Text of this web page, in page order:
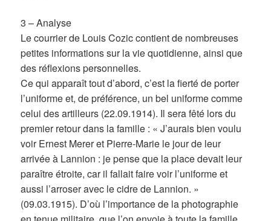
3 – Analyse
Le courrier de Louis Cozic contient de nombreuses
petites informations sur la vie quotidienne, ainsi que
des réflexions personnelles.
Ce qui apparaît tout d’abord, c’est la fierté de porter
l’uniforme et, de préférence, un bel uniforme comme
celui des artilleurs (22.09.1914). Il sera fêté lors du
premier retour dans la famille : « J’aurais bien voulu
voir Ernest Merer et Pierre-Marie le jour de leur
arrivée à Lannion : je pense que la place devait leur
paraître étroite, car il fallait faire voir l’uniforme et
aussi l’arroser avec le cidre de Lannion. »
(09.03.1915). D’où l’importance de la photographie